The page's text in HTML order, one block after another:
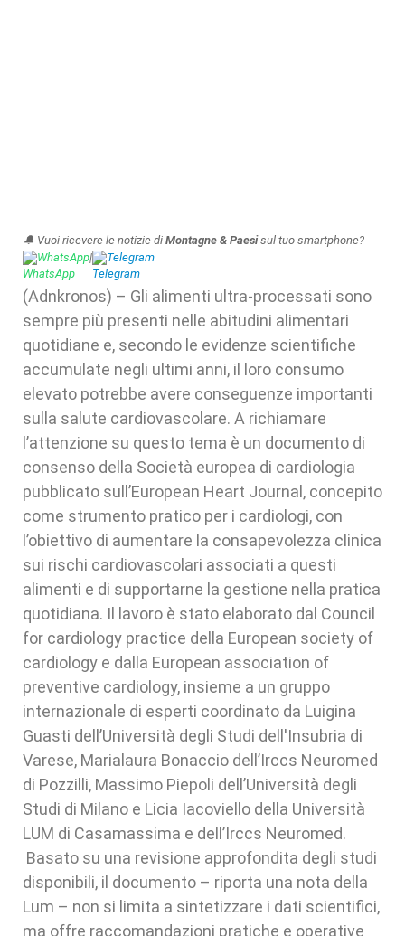
🔔 Vuoi ricevere le notizie di Montagne & Paesisul tuo smartphone?
WhatsApp| Telegram
(Adnkronos) – Gli alimenti ultra-processati sono
sempre più presenti nelle abitudini alimentari
quotidiane e, secondo le evidenze scientifiche
accumulate negli ultimi anni, il loro consumo
elevato potrebbe avere conseguenze importanti
sulla salute cardiovascolare. A richiamare
l’attenzione su questo tema è un documento di
consenso della Società europea di cardiologia
pubblicato sull’European Heart Journal, concepito
come strumento pratico per i cardiologi, con
l’obiettivo di aumentare la consapevolezza clinica
sui rischi cardiovascolari associati a questi
alimenti e di supportarne la gestione nella pratica
quotidiana. Il lavoro è stato elaborato dal Council
for cardiology practice della European society of
cardiology e dalla European association of
preventive cardiology, insieme a un gruppo
internazionale di esperti coordinato da Luigina
Guasti dell’Università degli Studi dell'Insubria di
Varese, Marialaura Bonaccio dell’Irccs Neuromed
di Pozzilli, Massimo Piepoli dell’Università degli
Studi di Milano e Licia Iacoviello della Università
LUM di Casamassima e dell’Irccs Neuromed.
Basato su una revisione approfondita degli studi
disponibili, il documento – riporta una nota della
Lum – non si limita a sintetizzare i dati scientifici,
ma offre raccomandazioni pratiche e operative